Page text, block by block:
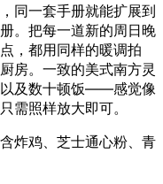
同一套手册就能扩展到
。把每一道新的周日晚
，都用同样的暖调拍
房。一致的美式南方灵
及数十顿饭——感觉像
需照样放大即可。
炸鸡、芝士通心粉、青